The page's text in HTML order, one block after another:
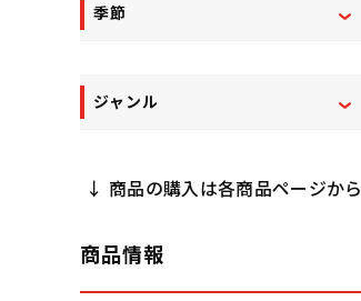
季節
ジャンル
↓ 商品の購入は各商品ページから
商品情報